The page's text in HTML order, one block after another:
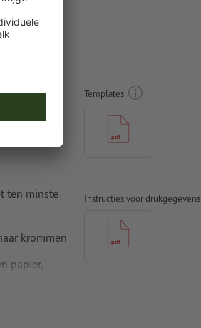
ten minste
krommen
papier,
Templates
Instructies voor drukgegevens